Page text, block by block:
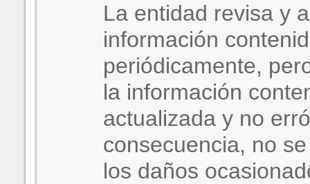
La entidad revisa y
información
periódicamente,
la información
actualizada y no
consecuencia, no
los daños